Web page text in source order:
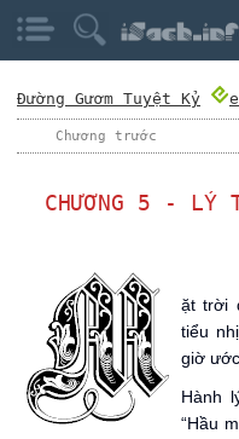
Đường Gươm Tuyệt Kỷ
Chương trước
CHƯƠNG 5 - LÝ
ặt trời
tiểu
giờ ước
Hành
“Hầu